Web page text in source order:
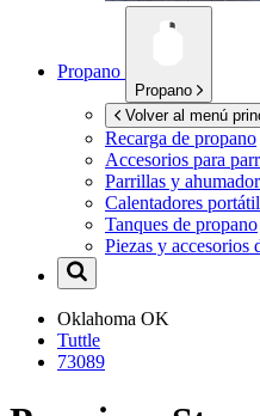
Propano
Propano
Volver al menú
Recarga de propano
Accesorios para
Parrillas y
Calentadores
Tanques de propano
Piezas y accesorios
Oklahoma OK
Tuttle
73089